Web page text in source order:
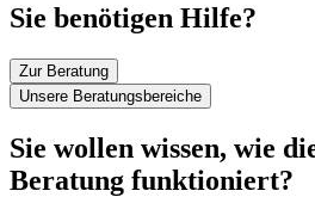
Sie benötigen Hilfe?
Zur Beratung
Unsere Beratungsbereiche
Sie wollen wissen, wie
Beratung funktioniert?